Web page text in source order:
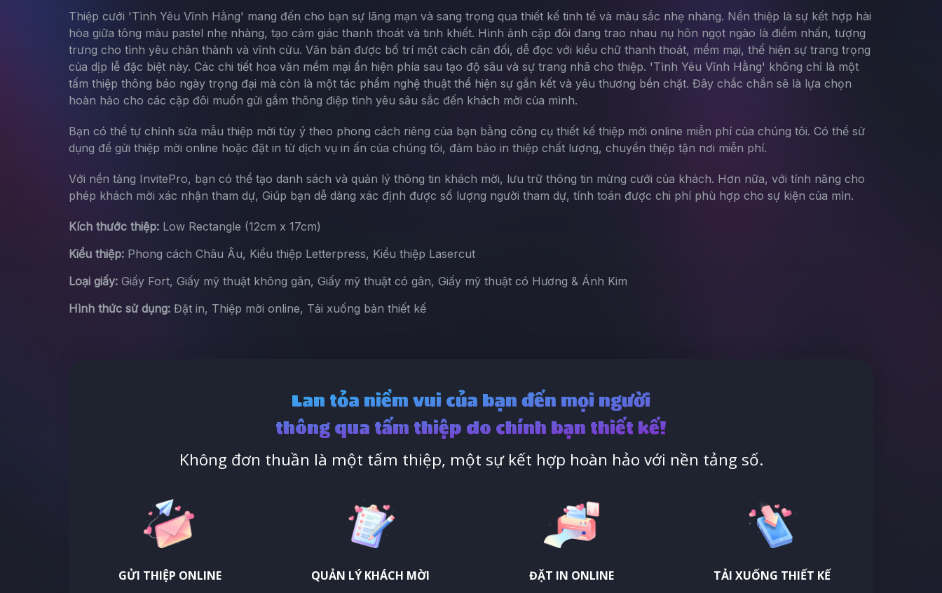
Thiệp cưới 'Tình Yêu Vĩnh Hằng' mang đến cho bạn sự lãng mạn và sang trọng qua thiết kế tinh tế và màu sắc nhẹ nhàng. Nền thiệp là sự kết hợp hài
hòa giữa tông màu pastel nhẹ nhàng, tạo cảm giác thanh thoát và tinh khiết. Hình ảnh cặp đôi đang trao nhau nụ hôn ngọt ngào là điểm nhấn, tượng
trưng cho tình yêu chân thành và vĩnh cửu. Văn bản được bố trí một cách cân đối, dễ đọc với kiểu chữ thanh thoát, mềm mại, thể hiện sự trang trọng
của dịp lễ đặc biệt này. Các chi tiết hoa văn mềm mại ẩn hiện phía sau tạo độ sâu và sự trang nhã cho thiệp. 'Tình Yêu Vĩnh Hằng' không chỉ là một
tấm thiệp thông báo ngày trọng đại mà còn là một tác phẩm nghệ thuật thể hiện sự gắn kết và yêu thương bền chặt. Đây chắc chắn sẽ là lựa chọn
hoàn hảo cho các cặp đôi muốn gửi gắm thông điệp tình yêu sâu sắc đến khách mời của mình.
Bạn có thể tự chỉnh sửa mẫu thiệp mời tùy ý theo phong cách riêng của bạn bằng công cụ thiết kế thiệp mời online miễn phí của chúng tôi. Có thể sử
dụng để gửi thiệp mời online hoặc đặt in từ dịch vụ in ấn của chúng tôi, đảm bảo in thiệp chất lượng, chuyển thiệp tận nơi miễn phí.
Với nền tảng InvitePro, bạn có thể tạo danh sách và quản lý thông tin khách mời, lưu trữ thông tin mừng cưới của khách. Hơn nữa, với tính năng cho
phép khách mời xác nhận tham dự, Giúp bạn dễ dàng xác định được số lượng người tham dự, tính toán được chi phí phù hợp cho sự kiện của mìn.
Kích thước thiệp: Low Rectangle (12cm x 17cm)
Kiểu thiệp: Phong cách Châu Âu, Kiểu thiệp Letterpress, Kiểu thiệp Lasercut
Loại giấy: Giấy Fort, Giấy mỹ thuật không gân, Giấy mỹ thuật có gân, Giấy mỹ thuật có Hương & Ánh Kim
Hình thức sử dụng: Đặt in, Thiệp mời online, Tải xuống bản thiết kế
Lan tỏa niềm vui của bạn đến mọi người
thông qua tấm thiệp do chính bạn thiết kế!
Không đơn thuần là một tấm thiệp, một sự kết hợp hoàn hảo với nền tảng số.
GỬI THIỆP ONLINE
QUẢN LÝ KHÁCH MỜI
ĐẶT IN ONLINE
TẢI XUỐNG THIẾT KẾ